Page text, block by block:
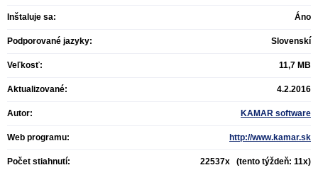
Inštaluje sa: Áno
Podporované jazyky: Slovenskí
Veľkosť: 11,7 MB
Aktualizované: 4.2.2016
Autor: KAMAR software
Web programu: http://www.kamar.sk
Počet stiahnutí: 22537x (tento týždeň: 11x)